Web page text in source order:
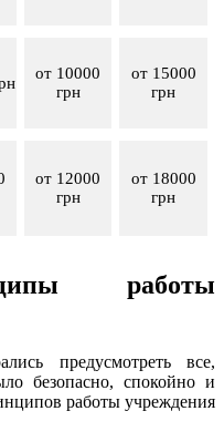
от 10000
грн
от 15000
грн
от 12000
грн
от 18000
грн
работы
предусмотреть все,
безопасно, спокойно и
работы учреждения